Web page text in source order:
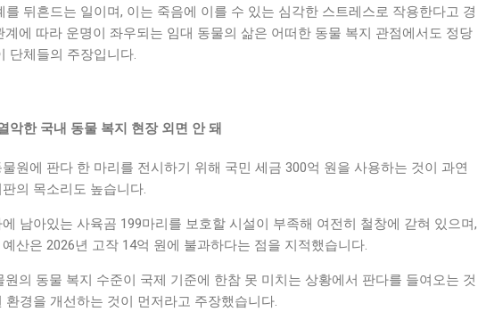
를 뒤흔드는 일이며, 이는 죽음에 이를 수 있는 심각한 스트레스로 작용한다고 경
계에 따라 운명이 좌우되는 임대 동물의 삶은 어떠한 동물 복지 관점에서도 정당
단체들의 주장입니다.
악한 국내 동물 복지 현장 외면 안 돼
원에 판다 한 마리를 전시하기 위해 국민 세금 300억 원을 사용하는 것이 과연
의 목소리도 높습니다.
남아있는 사육곰 199마리를 보호할 시설이 부족해 여전히 철창에 갇혀 있으며,
산은 2026년 고작 14억 원에 불과하다는 점을 지적했습니다.
원의 동물 복지 수준이 국제 기준에 한참 못 미치는 상황에서 판다를 들여오는 것
환경을 개선하는 것이 먼저라고 주장했습니다.